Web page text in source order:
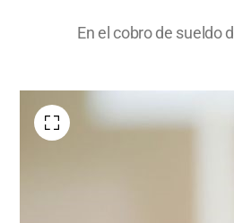
En el cobro de sueldo